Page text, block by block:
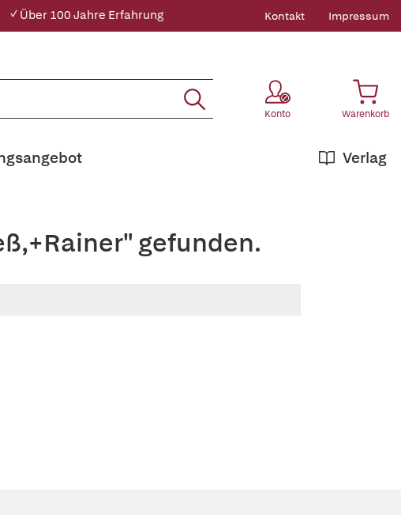
✓ Über 100 Jahre Erfahrung Kontakt Impressum
Konto Warenkorb
Verlag
gefunden.